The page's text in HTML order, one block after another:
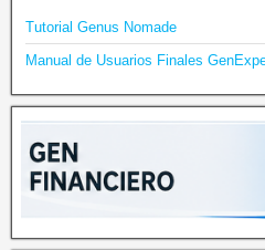
Tutorial Genus Nomade
Manual de Usuarios Finales